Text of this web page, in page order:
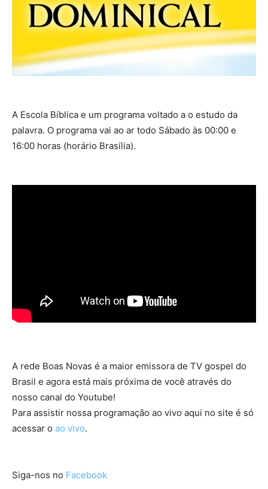
A Escola Bíblica e um programa voltado a o estudo da
palavra. O programa vai ao ar todo Sábado às 00:00 e
16:00 horas (horário Brasília).
A rede Boas Novas é a maior emissora de TV gospel do
Brasil e agora está mais próxima de você através do
nosso canal do Youtube!
Para assistir nossa programação ao vivo aqui no site é só
acessar o ao vivo.
Siga-nos no Facebook